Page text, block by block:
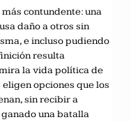
contundente: una
daño a otros sin
e incluso pudiendo
resulta
la vida política de
opciones que los
sin recibir a
una batalla